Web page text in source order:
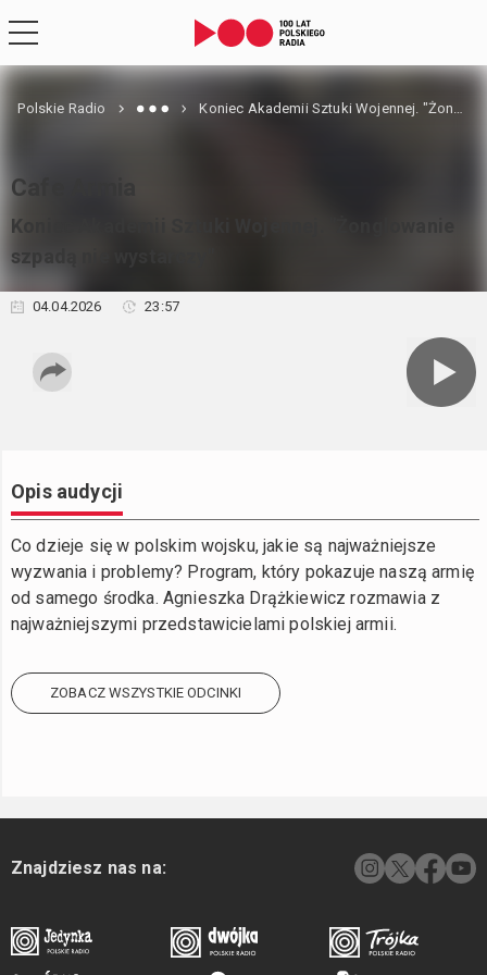
Polskie Radio Koniec Akademii Sztuki Wojennej. "Żonglowanie szpadą nie wystarczy"
Cafe Armia
Koniec Akademii Sztuki Wojennej. "Żonglowanie
szpadą nie wystarczy"
04.04.2026 23:57
Opis audycji
Co dzieje się w polskim wojsku, jakie są najważniejsze
wyzwania i problemy? Program, który pokazuje naszą armię
od samego środka. Agnieszka Drążkiewicz rozmawia z
najważniejszymi przedstawicielami polskiej armii.
ZOBACZ WSZYSTKIE ODCINKI
Znajdziesz nas na: